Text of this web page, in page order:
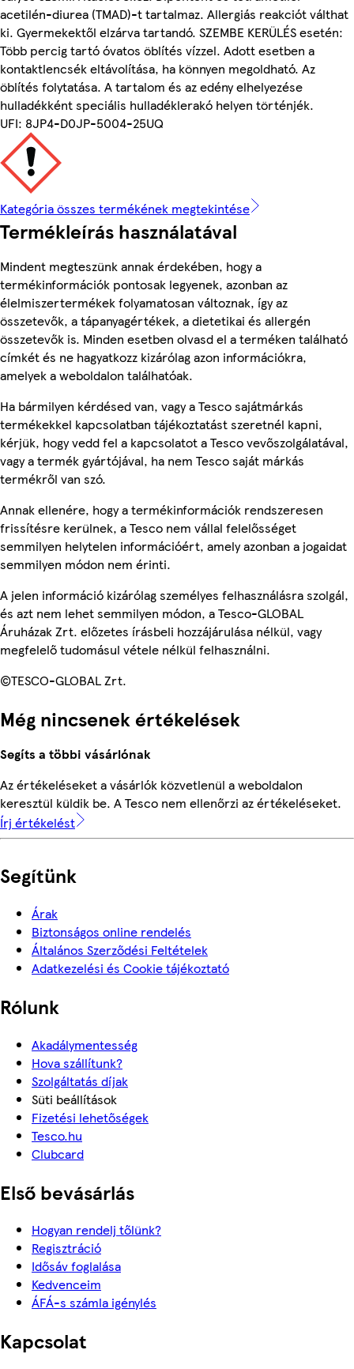
acetilén-diurea (TMAD)-t tartalmaz. Allergiás reakciót válthat
ki. Gyermekektől elzárva tartandó. SZEMBE KERÜLÉS esetén:
Több percig tartó óvatos öblítés vízzel. Adott esetben a
kontaktlencsék eltávolítása, ha könnyen megoldható. Az
öblítés folytatása. A tartalom és az edény elhelyezése
hulladékként speciális hulladéklerakó helyen történjék.
UFI: 8JP4-D0JP-5004-25UQ
Kategória összes termékének megtekintése
Termékleírás használatával
Mindent megteszünk annak érdekében, hogy a
termékinformációk pontosak legyenek, azonban az
élelmiszertermékek folyamatosan változnak, így az
összetevők, a tápanyagértékek, a dietetikai és allergén
összetevők is. Minden esetben olvasd el a terméken található
címkét és ne hagyatkozz kizárólag azon információkra,
amelyek a weboldalon találhatóak.
Ha bármilyen kérdésed van, vagy a Tesco sajátmárkás
termékekkel kapcsolatban tájékoztatást szeretnél kapni,
kérjük, hogy vedd fel a kapcsolatot a Tesco vevőszolgálatával,
vagy a termék gyártójával, ha nem Tesco saját márkás
termékről van szó.
Annak ellenére, hogy a termékinformációk rendszeresen
frissítésre kerülnek, a Tesco nem vállal felelősséget
semmilyen helytelen információért, amely azonban a jogaidat
semmilyen módon nem érinti.
A jelen információ kizárólag személyes felhasználásra szolgál,
és azt nem lehet semmilyen módon, a Tesco-GLOBAL
Áruházak Zrt. előzetes írásbeli hozzájárulása nélkül, vagy
megfelelő tudomásul vétele nélkül felhasználni.
©TESCO-GLOBAL Zrt.
Még nincsenek értékelések
Segíts a többi vásárlónak
Az értékeléseket a vásárlók közvetlenül a weboldalon
keresztül küldik be. A Tesco nem ellenőrzi az értékeléseket.
Írj értékelést
Segítünk
Árak
Biztonságos online rendelés
Általános Szerződési Feltételek
Adatkezelési és Cookie tájékoztató
Rólunk
Akadálymentesség
Hova szállítunk?
Szolgáltatás díjak
Süti beállítások
Fizetési lehetőségek
Tesco.hu
Clubcard
Első bevásárlás
Hogyan rendelj tőlünk?
Regisztráció
Idősáv foglalása
Kedvenceim
ÁFÁ-s számla igénylés
Kapcsolat